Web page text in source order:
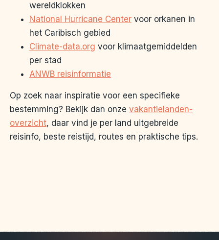
wereldklokken
National Hurricane Center voor orkanen in
het Caribisch gebied
Climate-data.org voor klimaatgemiddelden
per stad
ANWB reisinformatie
Op zoek naar inspiratie voor een specifieke
bestemming? Bekijk dan onze vakantielanden-
overzicht, daar vind je per land uitgebreide
reisinfo, beste reistijd, routes en praktische tips.